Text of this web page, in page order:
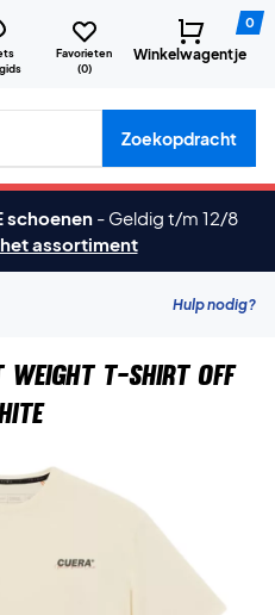
Favorieten
(0)
0
Winkelwagentje
merken etc.
Zoekopdracht
schoenen - Geldig t/m 12/8
assortiment
Hulp nodig?
Weight T-shirt Off